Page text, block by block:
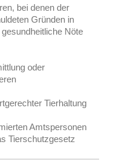
bei denen der
Gründen in
Nöte
oder
Tierhaltung
Amtspersonen
Tierschutzgesetz